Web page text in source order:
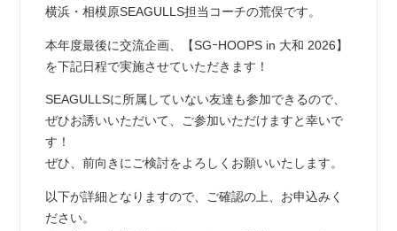
横浜・相模原SEAGULLS担当コーチの荒俣です。
本年度最後に交流企画、【SGｰHOOPS in 大和 2026】
を下記日程で実施させていただきます！
SEAGULLSに所属していない友達も参加できるので、
ぜひお誘いいただいて、ご参加いただけますと幸いで
す！
ぜひ、前向きにご検討をよろしくお願いいたします。
以下が詳細となりますので、ご確認の上、お申込みく
ださい。